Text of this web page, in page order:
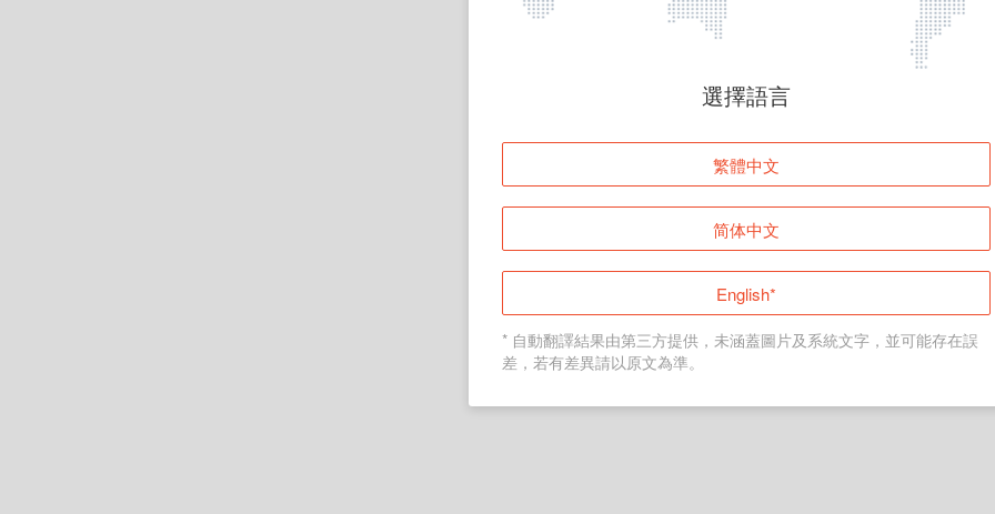
頁面無法顯示
登入
返回首頁
選擇語言
繁體中文
简体中文
English*
* 自動翻譯結果由第三方提供，未涵蓋圖片及系統文字，並可能存在誤
差，若有差異請以原文為準。